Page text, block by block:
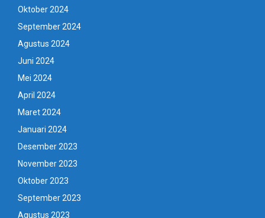
Oktober 2024
September 2024
Agustus 2024
Juni 2024
Mei 2024
April 2024
Maret 2024
Januari 2024
Desember 2023
November 2023
Oktober 2023
September 2023
Agustus 2023